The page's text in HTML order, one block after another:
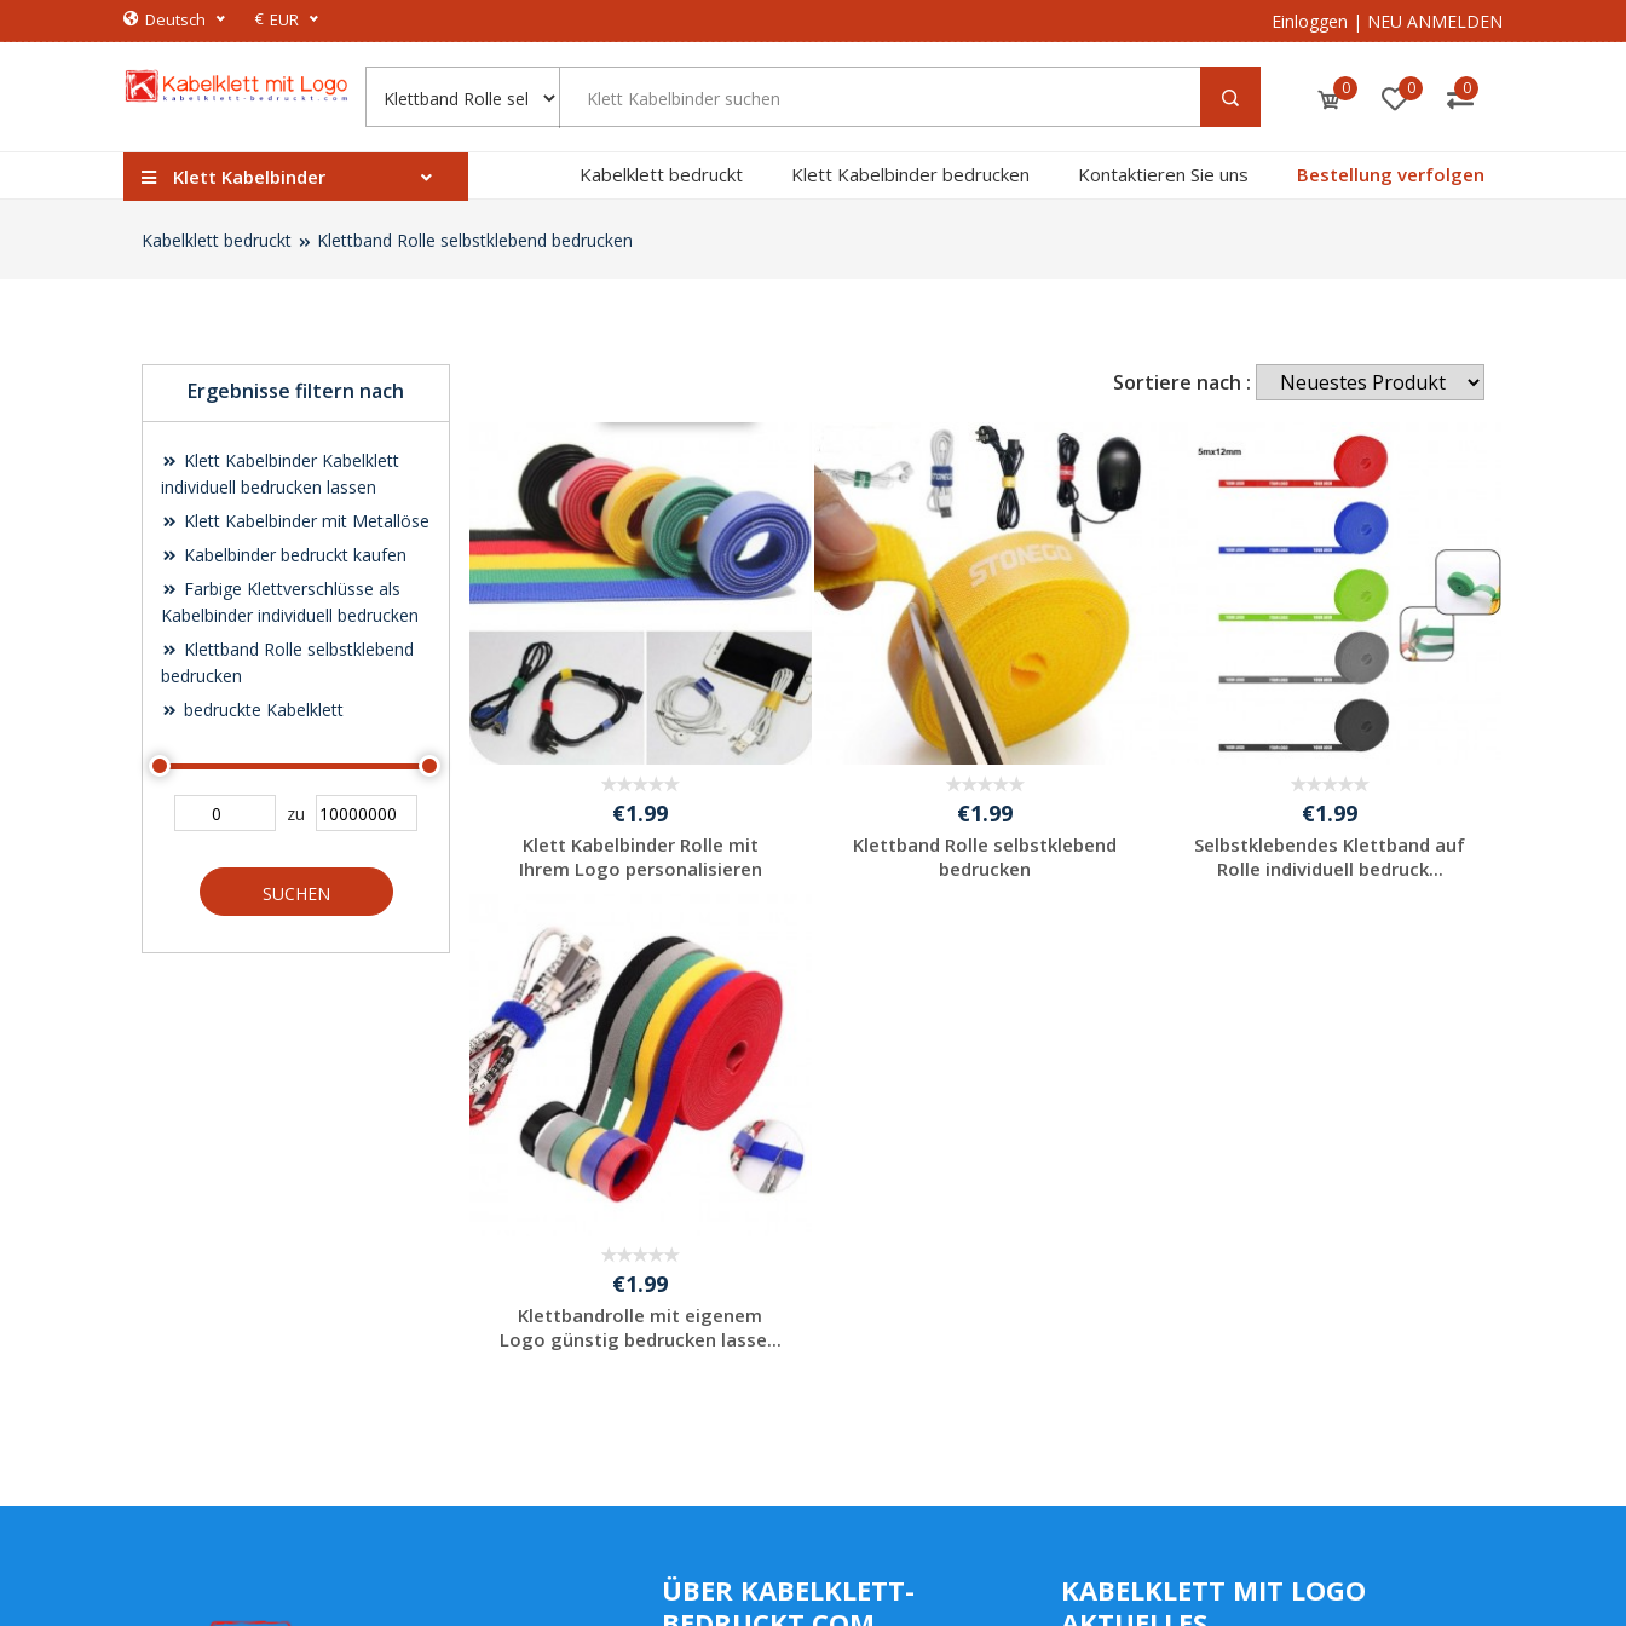
Deutsch € EUR Einloggen | NEU ANMELDEN
0 0 0
Klett Kabelbinder Kabelklett bedruckt Klett Kabelbinder bedrucken Kontaktieren Sie uns Bestellung verfolgen
Kabelklett bedruckt Klettband Rolle selbstklebend bedrucken
Ergebnisse filtern nach
Klett Kabelbinder Kabelklett
individuell bedrucken lassen
Klett Kabelbinder mit Metallöse
Kabelbinder bedruckt kaufen
Farbige Klettverschlüsse als
Kabelbinder individuell bedrucken
Klettband Rolle selbstklebend
bedrucken
bedruckte Kabelklett
zu
SUCHEN
Sortiere nach :
€1.99
Klett Kabelbinder Rolle mit
Ihrem Logo personalisieren
Angebot anfordern
€1.99
Klettband Rolle selbstklebend
bedrucken
€1.99
Selbstklebendes Klettband auf
Rolle individuell bedruck...
€1.99
Klettbandrolle mit eigenem
Logo günstig bedrucken lasse...
ÜBER KABELKLETT-
KABELKLETT MIT LOGO